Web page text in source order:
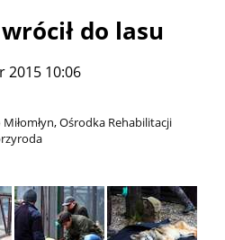
do lasu
2015 10:06
,Ośrodka Rehabilitacji